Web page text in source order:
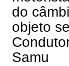
do
objeto
Samu